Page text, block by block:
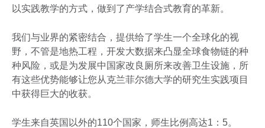
以实践教学的方式，做到了产学结合式教育的革新。
我们与业界的紧密结合，提供给了学生一个全球化的视
野，不管是地热工程，开发大数据来凸显全球食物链的种
种风险，或是为发展中国家改良厕所来改善卫生设施，所
有这些优势能够让您从克兰菲尔德大学的研究生实践项目
中获得巨大的收获。
学生来自英国以外的110个国家，师生比例高达1：5。